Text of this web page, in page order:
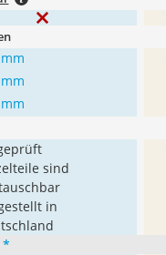
sind
in
*